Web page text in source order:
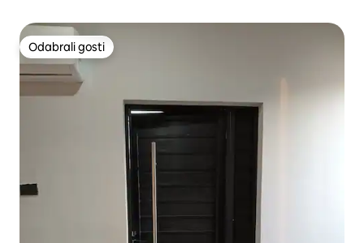
Odabrali gosti
Odabrali gosti